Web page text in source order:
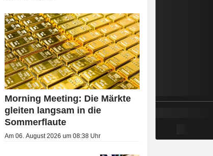
Morning Meeting: Die Märkte
gleiten langsam in die
Sommerflaute
Am 06. August 2026 um 08:38 Uhr